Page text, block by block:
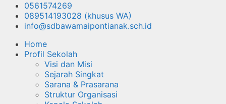
0561574269
089514193028 (khusus WA)
info@sdbawamaipontianak.sch.id
Home
Profil Sekolah
Visi dan Misi
Sejarah Singkat
Sarana & Prasarana
Struktur Organisasi